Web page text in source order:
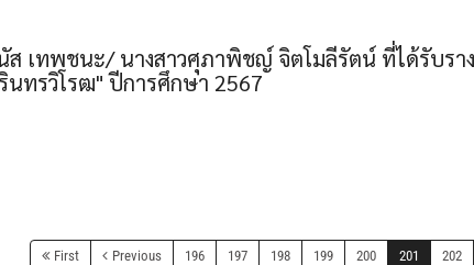
เทพชนะ/ นางสาวศุภาพิชญ์ จิตโมลีรัตน์ ที่ได้รับราง
นทรวิโรฒ" ปีการศึกษา 2567
First Previous 196 197 198 199 200 201 202